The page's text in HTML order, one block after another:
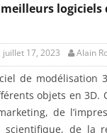
meilleurs
juillet 17, 2023 Alain
de modélisation
objets en 3D.
de
scientifique, de la